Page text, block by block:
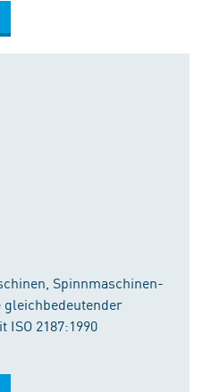
Spinnmaschinen-
2187:1990